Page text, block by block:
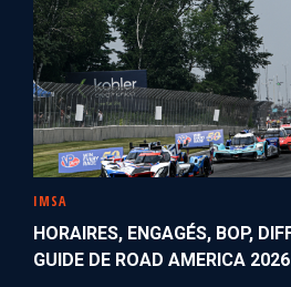
IMSA
HORAIRES, ENGAGÉS, BOP,
GUIDE DE ROAD AMERICA 2026